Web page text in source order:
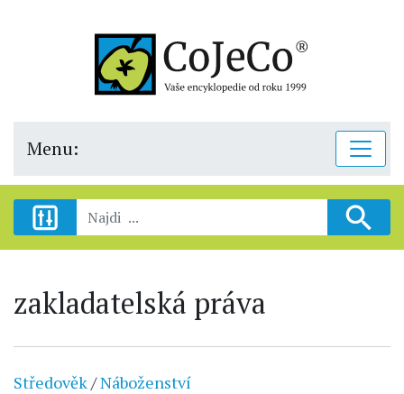
Menu:
zakladatelská práva
Středověk/Náboženství